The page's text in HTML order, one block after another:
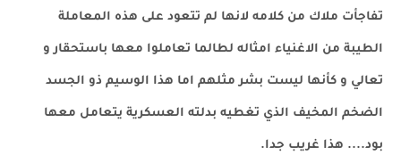
تفاجأت ملاك من كلامه لانها لم تتعود على هذه المعاملة
الطيبة من الاغنياء امثاله لطالما تعاملوا معها باستحقار و
تعالي و كأنها ليست بشر مثلهم اما هذا الوسيم ذو الجسد
الضخم المخيف الذي تغطيه بدلته العسكرية يتعامل معها
بود.... هذا غريب جدا.